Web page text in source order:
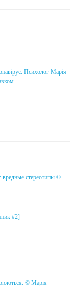
Психолог Марія
стереотипы ©
#2]
© Марія